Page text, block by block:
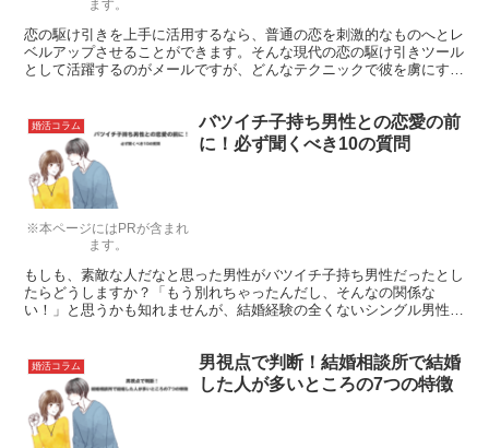
ます。
恋の駆け引きを上手に活用するなら、普通の恋を刺激的なものへとレ
ベルアップさせることができます。そんな現代の恋の駆け引きツール
として活躍するのがメールですが、どんなテクニックで彼を虜にする
※本ページにはPRが含まれ
ます。
婚活コラム
バツイチ子持ち男性との恋愛の前
に！必ず聞くべき10の質問
もしも、素敵な人だなと思った男性がバツイチ子持ち男性だったとし
たらどうしますか？「もう別れちゃったんだし、そんなの関係な
い！」と思うかも知れませんが、結婚経験の全くないシングル男性と
婚活コラム
男視点で判断！結婚相談所で結婚
した人が多いところの7つの特徴